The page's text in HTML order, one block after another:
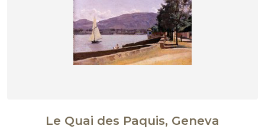
Le Quai des Paquis, Geneva